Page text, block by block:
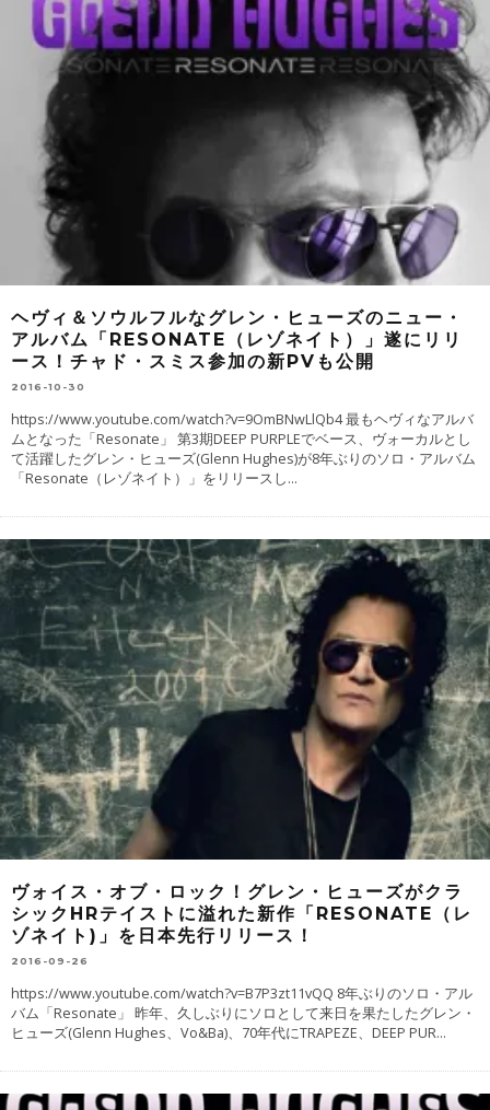
ヘヴィ＆ソウルフルなグレン・ヒューズのニュー・
アルバム「RESONATE（レゾネイト）」遂にリリ
ース！チャド・スミス参加の新PVも公開
2016-10-30
https://www.youtube.com/watch?v=9OmBNwLlQb4 最もヘヴィなアルバ
ムとなった「Resonate」 第3期DEEP PURPLEでベース、ヴォーカルとし
て活躍したグレン・ヒューズ(Glenn Hughes)が8年ぶりのソロ・アルバム
「Resonate（レゾネイト）」をリリースし...
ヴォイス・オブ・ロック！グレン・ヒューズがクラ
シックHRテイストに溢れた新作「RESONATE（レ
ゾネイト)」を日本先行リリース！
2016-09-26
https://www.youtube.com/watch?v=B7P3zt11vQQ 8年ぶりのソロ・アル
バム「Resonate」 昨年、久しぶりにソロとして来日を果たしたグレン・
ヒューズ(Glenn Hughes、Vo&Ba)、70年代にTRAPEZE、DEEP PUR...